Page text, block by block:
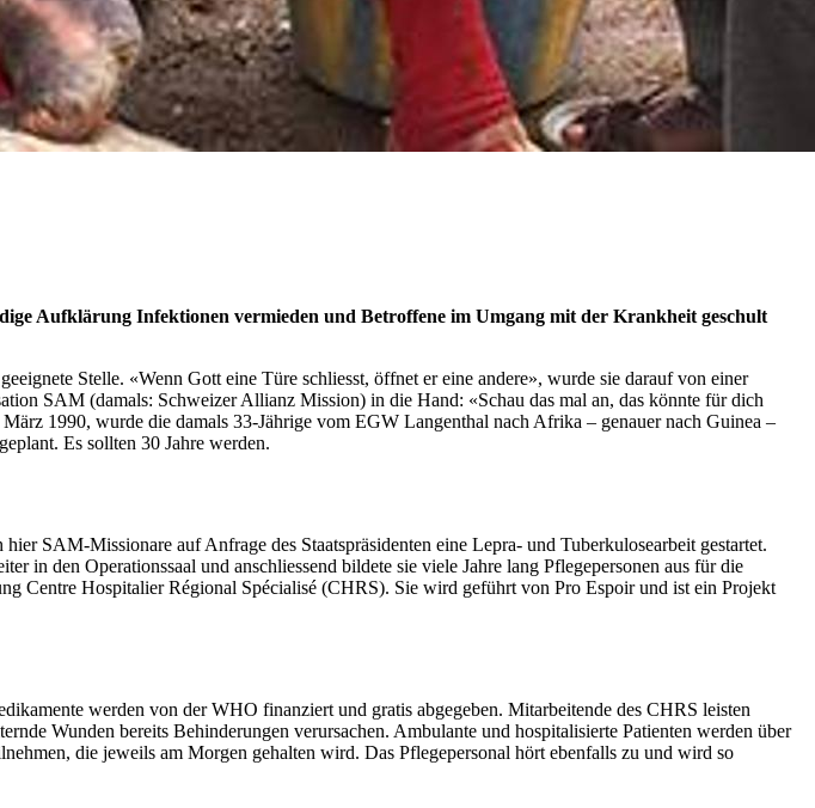
Aufklärung Infektionen vermieden und Betroffene im Umgang mit der Krankheit geschult
Stelle. «Wenn Gott eine Türe schliesst, öffnet er eine andere», wurde sie darauf von einer
SAM (damals: Schweizer Allianz Mission) in die Hand: «Schau das mal an, das könnte für dich
1990, wurde die damals 33-Jährige vom EGW Langenthal nach Afrika – genauer nach Guinea –
Es sollten 30 Jahre werden.
SAM-Missionare auf Anfrage des Staatspräsidenten eine Lepra- und Tuberkulosearbeit gestartet.
in den Operationssaal und anschliessend bildete sie viele Jahre lang Pflegepersonen aus für die
Centre Hospitalier Régional Spécialisé (CHRS). Sie wird geführt von Pro Espoir und ist ein Projekt
werden von der WHO finanziert und gratis abgegeben. Mitarbeitende des CHRS leisten
Wunden bereits Behinderungen verursachen. Ambulante und hospitalisierte Patienten werden über
die jeweils am Morgen gehalten wird. Das Pflegepersonal hört ebenfalls zu und wird so